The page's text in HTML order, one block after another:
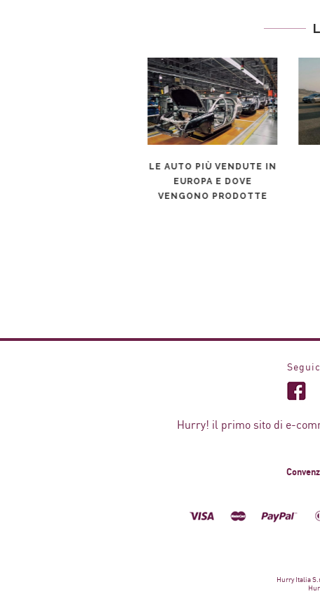
LE AUTO PIÙ VENDUTE IN
EUROPA E DOVE
VENGONO PRODOTTE
Hurry! il primo sito di e-
Hurry Italia